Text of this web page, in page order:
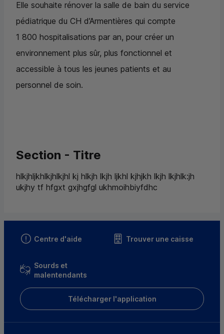
Elle souhaite rénover la salle de bain du service
pédiatrique du CH d’Armentières qui compte
1 800 hospitalisations par an, pour créer un
environnement plus sûr, plus fonctionnel et
accessible à tous les jeunes patients et au
personnel de soin.
Section - Titre
hlkjhljkhlkjhlkjhl kj hlkjh lkjh ljkhl kjhjkh lkjh lkjhlk:jh
ukjhy tf hfgxt gxjhgfgl ukhmoihbiyfdhc
Centre d'aide Trouver une caisse
Sourds et
malentendants
Télécharger l'application